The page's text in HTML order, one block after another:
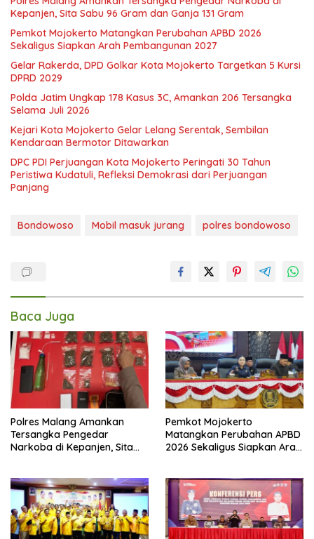
Kepanjen, Sita Sabu 96 Gram dan Ganja 131 Gram
Pemkot Mojokerto Matangkan Perubahan APBD 2026
Sekaligus Siapkan Arah Pembangunan 2027
Gelar Rakerda, DPD Golkar Kota Mojokerto Targetkan 5 Kursi
DPRD 2029
Polda Jatim Ungkap 178 Kasus 3C, Amankan 206 Tersangka
Selama Juli 2026
Kejari Kota Mojokerto Gelar Lelang Serentak, Sembilan
Kendaraan Bermotor Ditawarkan
DPC PDI Perjuangan Kota Mojokerto Peringati 30 Tahun
Peristiwa Kudatuli, Refleksi Demokrasi dari Perjuangan
Panjang
Bondowoso Mobil masuk jurang polres bondowoso
Baca Juga
Polres Malang Amankan
Tersangka Pengedar
Narkoba di Kepanjen, Sita
Pemkot Mojokerto
Matangkan Perubahan APBD
2026 Sekaligus Siapkan Arah